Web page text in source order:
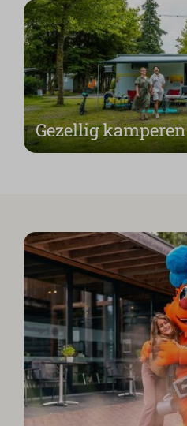
Gezellig kamperen